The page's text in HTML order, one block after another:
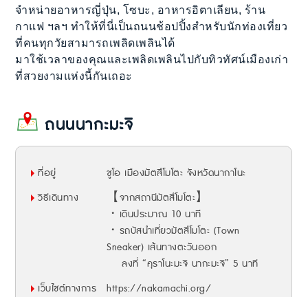
จำหน่ายอาหารญี่ปุ่น, โซบะ, อาหารอิตาเลียน, ร้าน
กาแฟ ฯลฯ ทำให้ที่นี่เป็นถนนช้อปปิ้งสำหรับนักท่องเที่ยว
ที่คนทุกวัยสามารถเพลิดเพลินได้
มาใช้เวลาของคุณและเพลิดเพลินไปกับทิวทัศน์เมืองเก่า
ที่สวยงามแห่งนี้กันเถอะ
ถนนนากะมะจิ
ที่อยู่
ชูโอ เมืองมัตสึโมโตะ จังหวัดนากาโนะ
วิธีเดินทาง
【จากสถานีมัตสึโมโตะ】
・เดินประมาณ 10 นาที
・รถบัสนำเที่ยวมัตสึโมโตะ (Town
Sneaker) เส้นทางตะวันออก
ลงที่ “คุราโนะมะจิ นากะมะจิ” 5 นาที
เว็บไซต์ทางการ
https://nakamachi.org/